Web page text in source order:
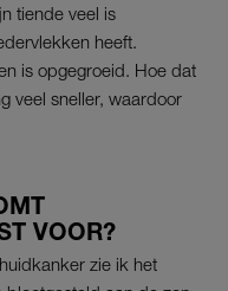
tiende veel is
heeft.
is opgegroeid. Hoe dat
veel sneller, waardoor
VOOR?
zie ik het